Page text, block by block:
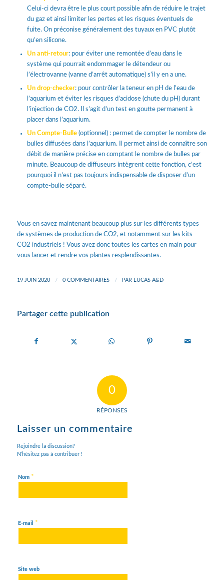
Celui-ci devra être le plus court possible afin de réduire le trajet
du gaz et ainsi limiter les pertes et les risques éventuels de
fuite. On préconise généralement des tuyaux en PVC plutôt
qu’en silicone.
Un anti-retour: pour éviter une remontée d’eau dans le
système qui pourrait endommager le détendeur ou
l’électrovanne (vanne d’arrêt automatique) s’il y en a une.
Un drop-checker: pour contrôler la teneur en pH de l’eau de
l’aquarium et éviter les risques d’acidose (chute du pH) durant
l’injection de CO2. Il s’agit d’un test en goutte permanent à
placer dans l’aquarium.
Un Compte-Bulle(optionnel) : permet de compter le nombre de
bulles diffusées dans l’aquarium. Il permet ainsi de connaître son
débit de manière précise en comptant le nombre de bulles par
minute. Beaucoup de diffuseurs intègrent cette fonction, c’est
pourquoi il n’est pas toujours indispensable de disposer d’un
compte-bulle séparé.
Vous en savez maintenant beaucoup plus sur les différents types
de systèmes de production de CO2, et notamment sur les kits
CO2 industriels ! Vous avez donc toutes les cartes en main pour
vous lancer et rendre vos plantes resplendissantes.
19 JUIN 2020 / 0 COMMENTAIRES / PAR LUCAS A&D
Partager cette publication
0
RÉPONSES
Laisser un commentaire
Rejoindre la discussion?
N’hésitez pas à contribuer !
Nom *
E-mail *
Site web